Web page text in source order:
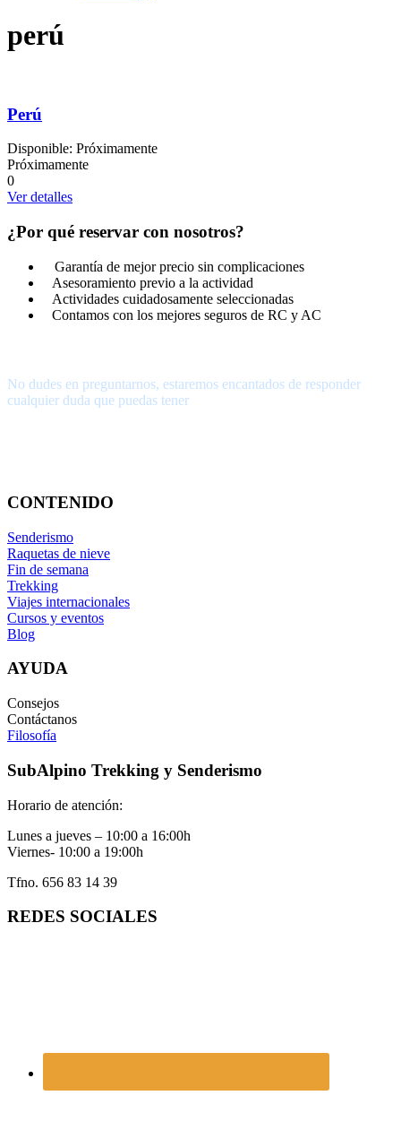
perú
Perú
Disponible: Próximamente
Próximamente
0
Ver detalles
¿Por qué reservar con nosotros?
Garantía de mejor precio sin complicaciones
Asesoramiento previo a la actividad
Actividades cuidadosamente seleccionadas
Contamos con los mejores seguros de RC y AC
No dudes en preguntarnos, estaremos encantados de responder
cualquier duda que puedas tener
CONTENIDO
Senderismo
Raquetas de nieve
Fin de semana
Trekking
Viajes internacionales
Cursos y eventos
Blog
AYUDA
Consejos
Contáctanos
Filosofía
SubAlpino Trekking y Senderismo
Horario de atención:
Lunes a jueves – 10:00 a 16:00h
Viernes- 10:00 a 19:00h
Tfno. 656 83 14 39
REDES SOCIALES